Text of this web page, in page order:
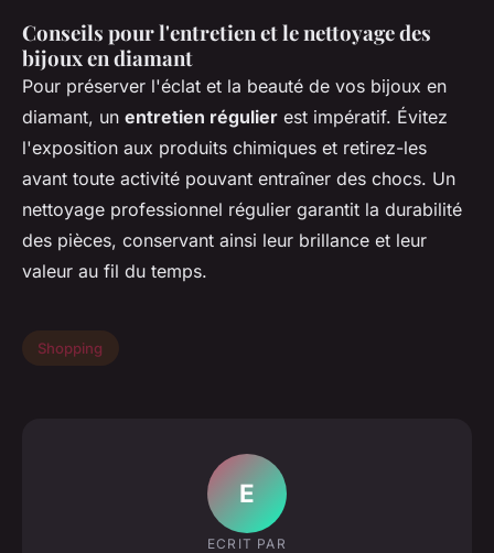
Conseils pour l'entretien et le nettoyage des
bijoux en diamant
Pour préserver l'éclat et la beauté de vos bijoux en
diamant, un entretien régulier est impératif. Évitez
l'exposition aux produits chimiques et retirez-les
avant toute activité pouvant entraîner des chocs. Un
nettoyage professionnel régulier garantit la durabilité
des pièces, conservant ainsi leur brillance et leur
valeur au fil du temps.
Shopping
E
ECRIT PAR